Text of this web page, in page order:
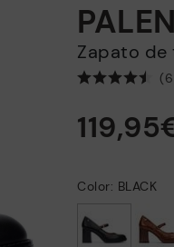
Zapato
Color: BLACK